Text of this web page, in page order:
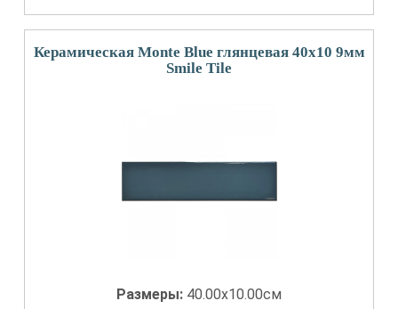
Керамическая Monte Blue глянцевая 40x10 9мм
Smile Tile
Размеры: 40.00x10.00см